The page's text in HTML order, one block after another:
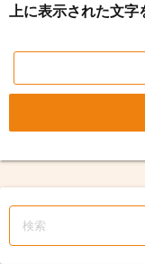
上に表示された文字